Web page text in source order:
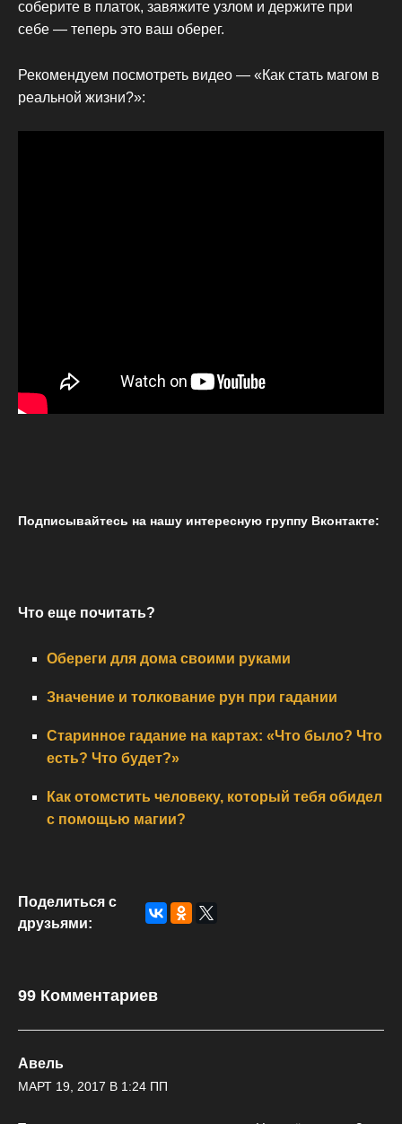
соберите в платок, завяжите узлом и держите при
себе — теперь это ваш оберег.
Рекомендуем посмотреть видео — «Как стать магом в
реальной жизни?»:
Подписывайтесь на нашу интересную группу Вконтакте:
Что еще почитать?
Обереги для дома своими руками
Значение и толкование рун при гадании
Старинное гадание на картах: «Что было? Что
есть? Что будет?»
Как отомстить человеку, который тебя обидел
с помощью магии?
Поделиться с
друзьями:
99 Комментариев
Авель
МАРТ 19, 2017 В 1:24 ПП